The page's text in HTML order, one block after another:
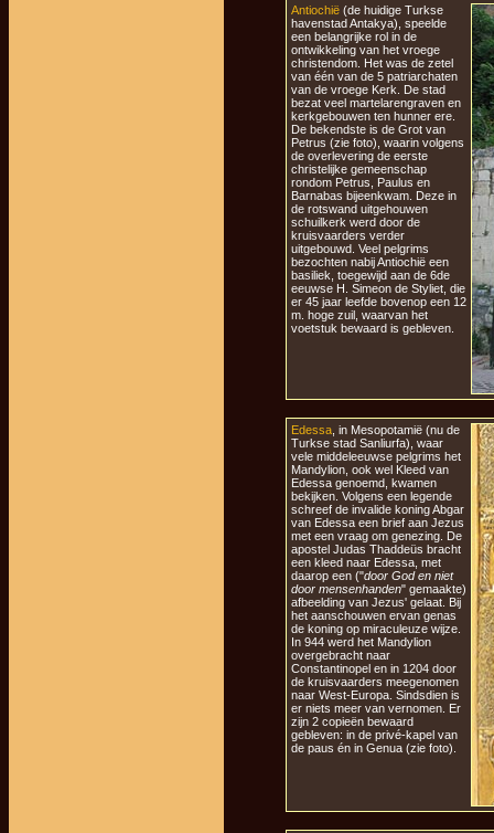
Antiochië (de huidige Turkse
havenstad Antakya), speelde
een belangrijke rol in de
ontwikkeling van het vroege
christendom. Het was de zetel
van één van de 5 patriarchaten
van de vroege Kerk. De stad
bezat veel martelarengraven en
kerkgebouwen ten hunner ere.
De bekendste is de Grot van
Petrus (zie foto), waarin volgens
de overlevering de eerste
christelijke gemeenschap
rondom Petrus, Paulus en
Barnabas bijeenkwam. Deze in
de rotswand uitgehouwen
schuilkerk werd door de
kruisvaarders verder
uitgebouwd. Veel pelgrims
bezochten nabij Antiochië een
basiliek, toegewijd aan de 6de
eeuwse H. Simeon de Styliet, die
er 45 jaar leefde bovenop een 12
m. hoge zuil, waarvan het
voetstuk bewaard is gebleven.
Edessa , in Mesopotamië (nu de
Turkse stad Sanliurfa), waar
vele middeleeuwse pelgrims het
Mandylion, ook wel Kleed van
Edessa genoemd, kwamen
bekijken. Volgens een legende
schreef de invalide koning Abgar
van Edessa een brief aan Jezus
met een vraag om genezing. De
apostel Judas Thaddeüs bracht
een kleed naar Edessa, met
daarop een ("door God en niet
door mensenhanden" gemaakte)
afbeelding van Jezus' gelaat. Bij
het aanschouwen ervan genas
de koning op miraculeuze wijze.
In 944 werd het Mandylion
overgebracht naar
Constantinopel en in 1204 door
de kruisvaarders meegenomen
naar West-Europa. Sindsdien is
er niets meer van vernomen. Er
zijn 2 copieën bewaard
gebleven: in de privé-kapel van
de paus én in Genua (zie foto).